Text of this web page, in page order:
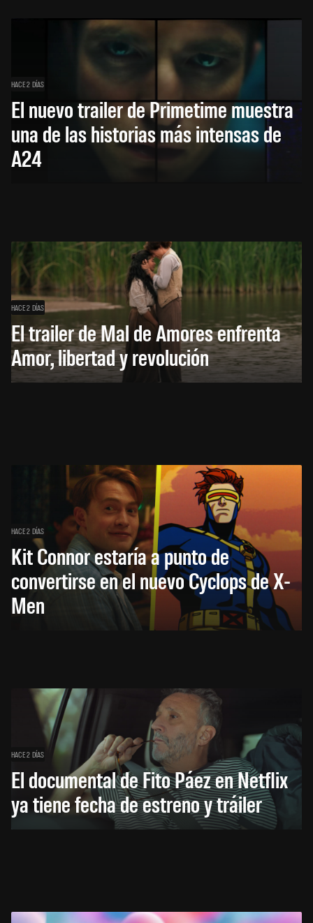
HACE 2 DÍAS
El nuevo trailer de Primetime muestra
una de las historias más intensas de
A24
HACE 2 DÍAS
El trailer de Mal de Amores enfrenta
Amor, libertad y revolución
HACE 2 DÍAS
Kit Connor estaría a punto de
convertirse en el nuevo Cyclops de X-
Men
HACE 2 DÍAS
El documental de Fito Páez en Netflix
ya tiene fecha de estreno y tráiler